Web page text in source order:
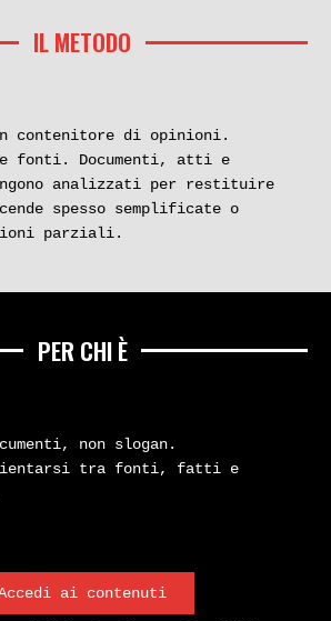
IL METODO
contenitore di opinioni.
fonti. Documenti, atti e
analizzati per restituire
spesso semplificate o
parziali.
PER CHI È
non slogan.
tra fonti, fatti e
ai contenuti